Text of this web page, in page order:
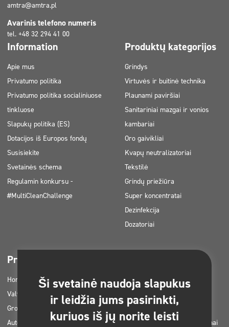
amtra@amtra.pl
Avarinis telefono numeris
tel. +48 32 294 41 00
Information
Apie mus
Privatumo politika
Privatumo politika socialiniuose
tinkluose
Slapukų politika (ES)
Dotacijos iš Europos fondų
Susisiekite
Svetainės schema
Regulamin konkursu -
#MultiCleanChallenge
Produktų kategorijos
Grindys
Virtuvės ir buitinė technika
Plaunami paviršiai
Sanitariniai mazgai ir vonios
kambariai
Oro gaivikliai
Kvapų neutralizatoriai
Tekstilė
Grindų priežiūra
Super koncentratai
Dezinfekcija
Dozatoriai
Pramonės šakos
Horetz
Valymo įmonės
Grožis
Automobilių plovyklos
Prekių katalogai
MSDS kortelės
RVASVT instrukcijos
Clinex produktų taikymo planai
Ši svetainė naudoja slapukus
ir leidžia jums pasirinkti,
kuriuos iš jų norite leisti